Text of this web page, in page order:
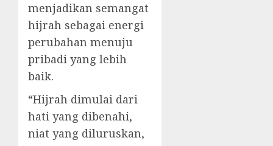
menjadikan semangat
hijrah sebagai energi
perubahan menuju
pribadi yang lebih
baik.
“Hijrah dimulai dari
hati yang dibenahi,
niat yang diluruskan,